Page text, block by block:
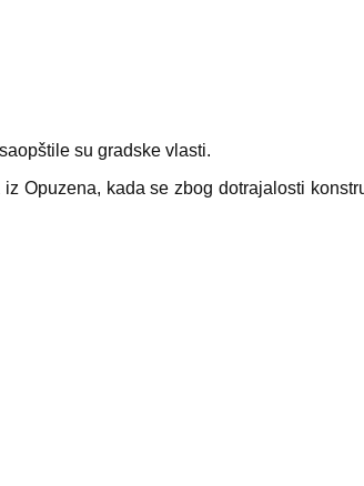
su gradske vlasti.
Opuzena, kada se zbog dotrajalosti